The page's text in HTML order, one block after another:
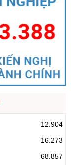
12.904
16.273
68.857